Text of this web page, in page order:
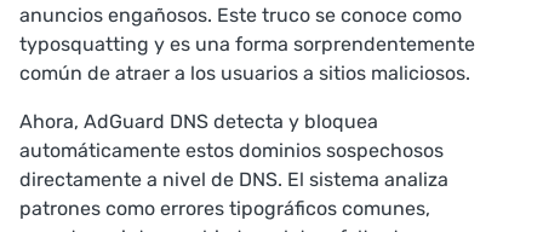
anuncios engañosos. Este truco se conoce como
typosquatting y es una forma sorprendentemente
común de atraer a los usuarios a sitios maliciosos.
Ahora, AdGuard DNS detecta y bloquea
automáticamente estos dominios sospechosos
directamente a nivel de DNS. El sistema analiza
patrones como errores tipográficos comunes,